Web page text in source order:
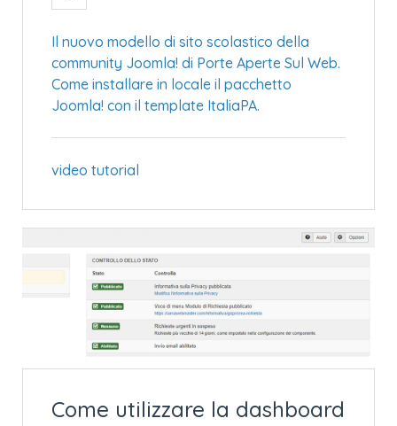
Il nuovo modello di sito scolastico della
community Joomla! di Porte Aperte Sul Web.
Come installare in locale il pacchetto
Joomla! con il template ItaliaPA.
video tutorial
Come utilizzare la dashboard